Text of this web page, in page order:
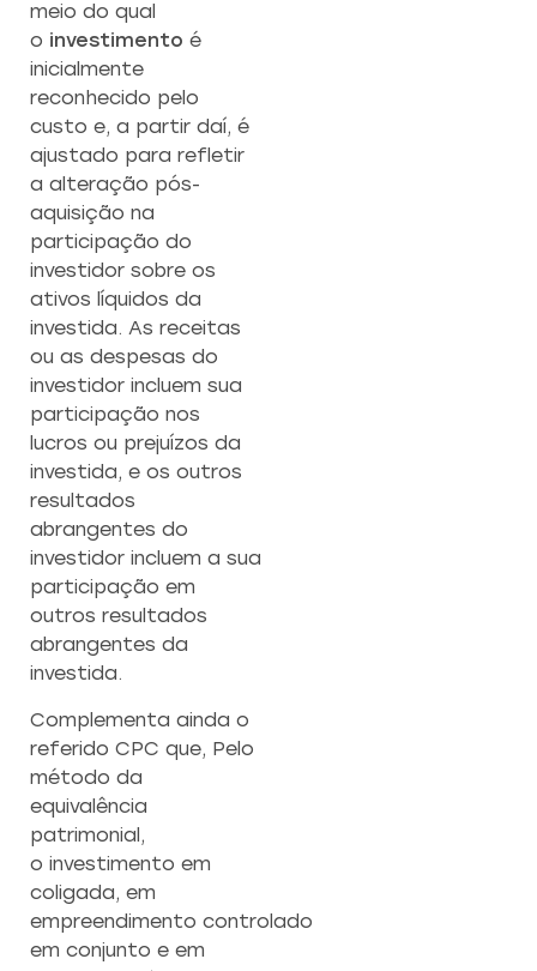
meio do qual
o investimento é
inicialmente
reconhecido pelo
custo e, a partir daí, é
ajustado para refletir
a alteração pós-
aquisição na
participação do
investidor sobre os
ativos líquidos da
investida. As receitas
ou as despesas do
investidor incluem sua
participação nos
lucros ou prejuízos da
investida, e os outros
resultados
abrangentes do
investidor incluem a sua
participação em
outros resultados
abrangentes da
investida.
Complementa ainda o
referido CPC que, Pelo
método da
equivalência
patrimonial,
o investimento em
coligada, em
empreendimento controlado
em conjunto e em